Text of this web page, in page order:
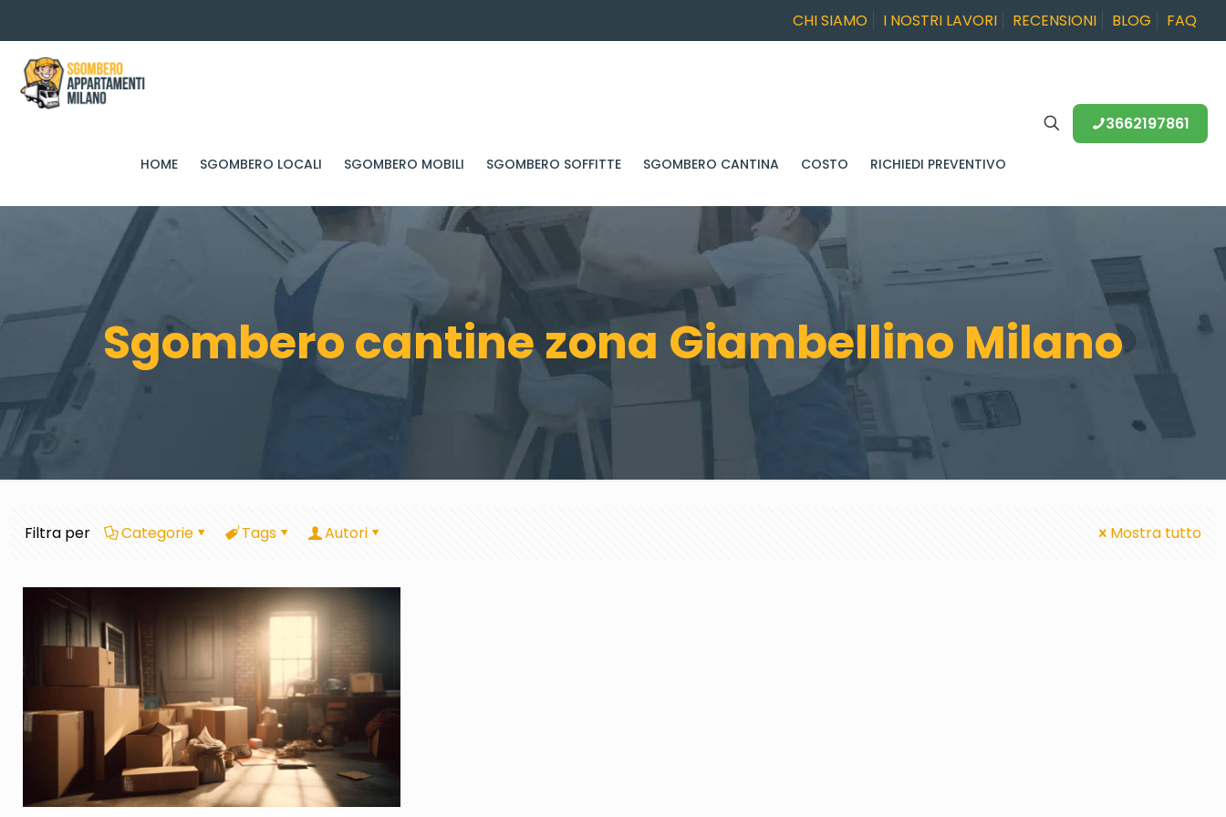
CHI SIAMO I NOSTRI LAVORI RECENSIONI BLOG FAQ
HOME SGOMBERO LOCALI SGOMBERO MOBILI SGOMBERO SOFFITTE SGOMBERO CANTINA COSTO RICHIEDI PREVENTIVO
3662197861
Sgombero cantine zona Giambellino Milano
Filtra per Categorie Tags Autori Mostra tutto